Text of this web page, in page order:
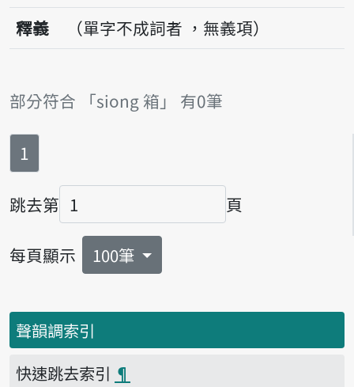
釋義
（單字不成詞者 ，無義項）
部分符合 「siong 箱」 有0筆
第
1
跳去第
頁碼
頁
每頁顯示 100筆
聲韻調索引
快速跳去索引 ¶